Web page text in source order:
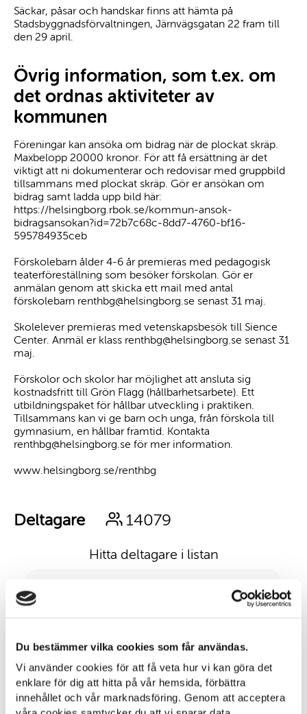
Du bestämmer vilka cookies som får användas.
Vi använder cookies för att få veta hur vi kan göra det
enklare för dig att hitta på vår hemsida, förbättra
innehållet och vår marknadsföring. Genom att acceptera
Säckar, påsar och handskar finns att hämta på
Stadsbyggnadsförvaltningen, Järnvägsgatan 22 fram till
den 29 april.
Övrig information, som t.ex. om
det ordnas aktiviteter av
kommunen
Föreningar kan ansöka om bidrag när de plockat skräp.
Maxbelopp 20000 kronor. För att få ersättning är det
viktigt att ni dokumenterar och redovisar med gruppbild
tillsammans med plockat skräp. Gör er ansökan om
bidrag samt ladda upp bild här:
https://helsingborg.rbok.se/kommun-ansok-
bidragsansokan?id=72b7c68c-8dd7-4760-bf16-
595784935ceb
Förskolebarn ålder 4-6 år premieras med pedagogisk
teaterföreställning som besöker förskolan. Gör er
anmälan genom att skicka ett mail med antal
förskolebarn renthbg@helsingborg.se senast 31 maj.
Skolelever premieras med vetenskapsbesök till Sience
Center. Anmäl er klass renthbg@helsingborg.se senast 31
maj.
Förskolor och skolor har möjlighet att ansluta sig
kostnadsfritt till Grön Flagg (hållbarhetsarbete). Ett
utbildningspaket för hållbar utveckling i praktiken.
Tillsammans kan vi ge barn och unga, från förskola till
gymnasium, en hållbar framtid. Kontakta
renthbg@helsingborg.se för mer information.
www.helsingborg.se/renthbg
Deltagare 14079
Hitta deltagare i listan
International school of Helsingborg
Grundskola